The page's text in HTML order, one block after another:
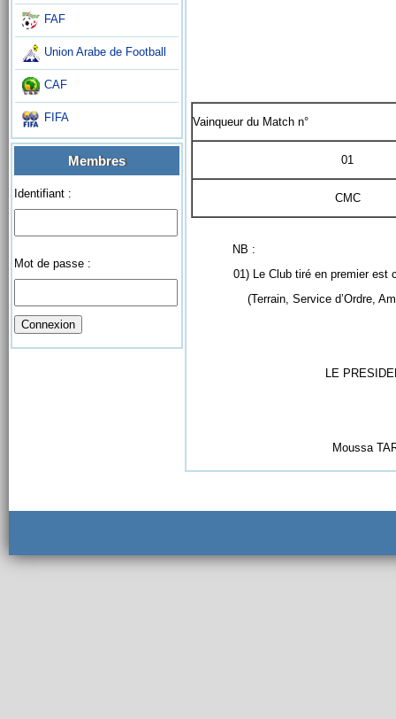
FAF
Union Arabe de Football
CAF
FIFA
Membres
Identifiant :
Mot de passe :
Vainqueur du Match n°
01
CMC
NB :
01) Le Club tiré en premier est
(Terrain, Service d’Ordre,
LE PRESIDENT
Moussa